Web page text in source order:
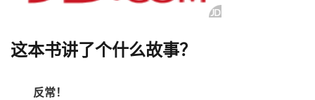
这本书讲了个什么故事？
反常！